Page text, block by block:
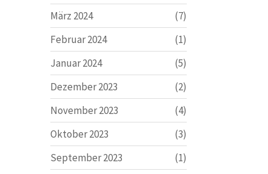
März 2024
(7)
Februar 2024
(1)
Januar 2024
(5)
Dezember 2023
(2)
November 2023
(4)
Oktober 2023
(3)
September 2023
(1)